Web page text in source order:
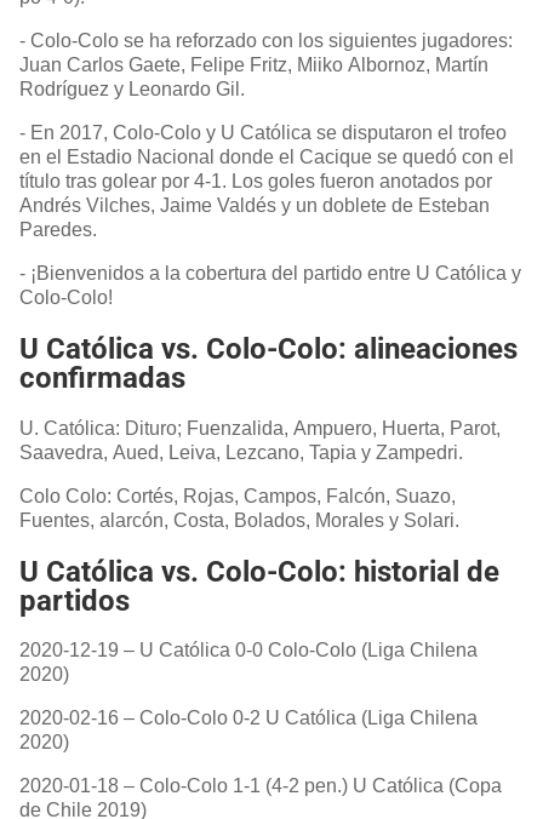
- Colo-Colo se ha reforzado con los siguientes jugadores:
Juan Carlos Gaete, Felipe Fritz, Miiko Albornoz, Martín
Rodríguez y Leonardo Gil.
- En 2017, Colo-Colo y U Católica se disputaron el trofeo
en el Estadio Nacional donde el Cacique se quedó con el
título tras golear por 4-1. Los goles fueron anotados por
Andrés Vilches, Jaime Valdés y un doblete de Esteban
Paredes.
- ¡Bienvenidos a la cobertura del partido entre U Católica y
Colo-Colo!
U Católica vs. Colo-Colo: alineaciones
confirmadas
U. Católica: Dituro; Fuenzalida, Ampuero, Huerta, Parot,
Saavedra, Aued, Leiva, Lezcano, Tapia y Zampedri.
Colo Colo: Cortés, Rojas, Campos, Falcón, Suazo,
Fuentes, alarcón, Costa, Bolados, Morales y Solari.
U Católica vs. Colo-Colo: historial de
partidos
2020-12-19 – U Católica 0-0 Colo-Colo (Liga Chilena
2020)
2020-02-16 – Colo-Colo 0-2 U Católica (Liga Chilena
2020)
2020-01-18 – Colo-Colo 1-1 (4-2 pen.) U Católica (Copa
de Chile 2019)